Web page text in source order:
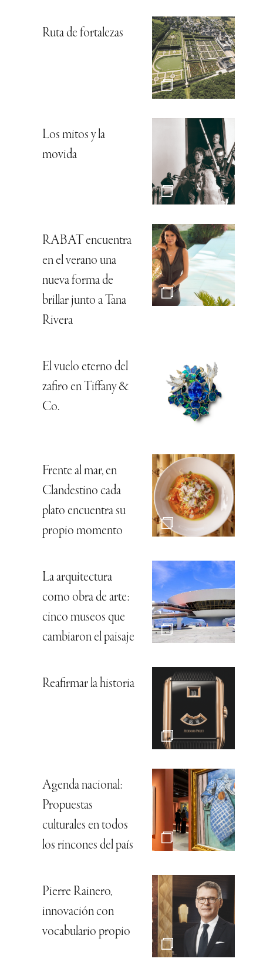
Ruta de fortalezas
Los mitos y la
movida
RABAT encuentra
en el verano una
nueva forma de
brillar junto a Tana
Rivera
El vuelo eterno del
zafiro en Tiffany &
Co.
Frente al mar, en
Clandestino cada
plato encuentra su
propio momento
La arquitectura
como obra de arte:
cinco museos que
cambiaron el paisaje
Reafirmar la historia
Agenda nacional:
Propuestas
culturales en todos
los rincones del país
Pierre Rainero,
innovación con
vocabulario propio